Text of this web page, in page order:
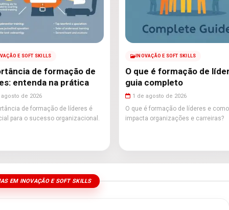
E SOFT SKILLS
de formação de
entenda na prática
de 2026
de formação de líderes é
para o sucesso organizacional.
INOVAÇÃO E SOFT SKILLS
O que é formação de
guia completo
1 de agosto de 2026
O que é formação de líderes e como
impacta organizações e carreiras?
EM INOVAÇÃO E SOFT SKILLS